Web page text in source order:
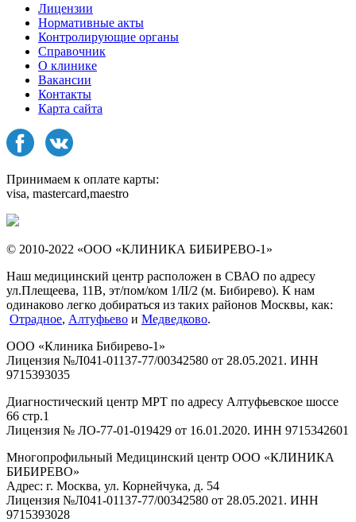
Лицензии
Нормативные акты
Контролирующие органы
Справочник
О клинике
Вакансии
Контакты
Карта сайта
Принимаем к оплате карты:
visa, mastercard,maestro
© 2010-2022 «ООО «КЛИНИКА БИБИРЕВО-1»
Наш медицинский центр расположен в СВАО по адресу
ул.Плещеева, 11В, эт/пом/ком 1/II/2 (м. Бибирево). К нам
одинаково легко добираться из таких районов Москвы, как:
Отрадное, Алтуфьево и Медведково.
ООО «Клиника Бибирево-1»
Лицензия №Л041-01137-77/00342580 от 28.05.2021. ИНН
9715393035
Диагностический центр МРТ по адресу Алтуфьевское шоссе
66 стр.1
Лицензия № ЛО-77-01-019429 от 16.01.2020. ИНН 9715342601
Многопрофильный Медицинский центр ООО «КЛИНИКА
БИБИРЕВО»
Адрес: г. Москва, ул. Корнейчука, д. 54
Лицензия №Л041-01137-77/00342580 от 28.05.2021. ИНН
9715393028